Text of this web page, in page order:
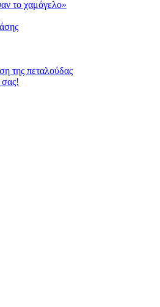
το χαμόγελο»
της πεταλούδας
σας!